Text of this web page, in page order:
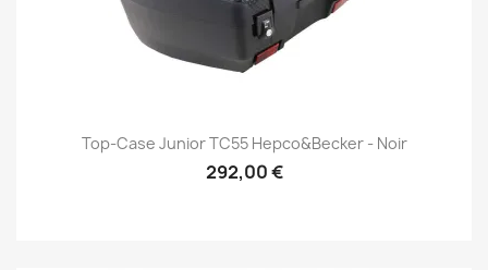
Top-Case Junior TC55 Hepco&Becker - Noir
292,00 €